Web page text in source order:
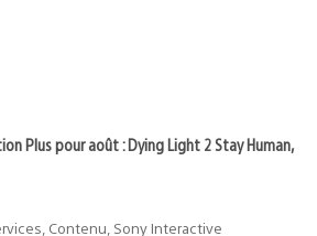
Plus pour août : Dying Light 2 Stay Human,
Contenu, Sony Interactive